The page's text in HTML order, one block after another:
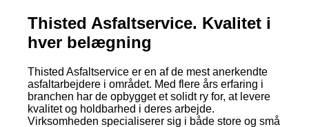
Thisted Asfaltservice. Kvalitet i
hver belægning
Thisted Asfaltservice er en af de mest anerkendte
asfaltarbejdere i området. Med flere års erfaring i
branchen har de opbygget et solidt ry for, at levere
kvalitet og holdbarhed i deres arbejde.
Virksomheden specialiserer sig i både store og små